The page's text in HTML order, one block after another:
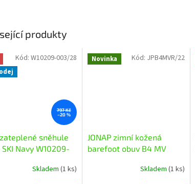
produkty
797 Kč
–20 %
zateplené sněhule
SKI Navy W10209-
Skladem (1 ks)
Kód: W10209-003/28 Novinka
JONAP zimní kožená
barefoot obuv B4 MV
Skladem (1 ks)
Kód: JPB4MVR/22